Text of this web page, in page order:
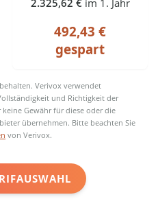
492,43 €
gespart
Verivox verwendet
und Richtigkeit der
Gewähr für diese oder die
übernehmen. Bitte beachten Sie
von Verivox.